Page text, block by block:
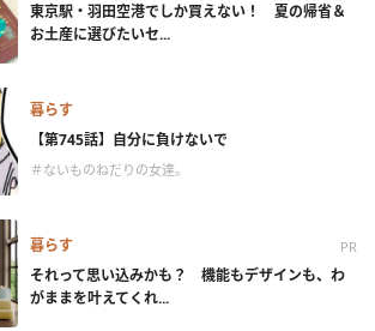
東京駅・羽田空港でしか買えない！ 夏の帰省＆
お土産に選びたいセ...
暮らす
【第745話】自分に負けないで
＃ないものねだりの女達。
暮らす PR
それって思い込みかも？ 機能もデザインも、わ
がままを叶えてくれ...